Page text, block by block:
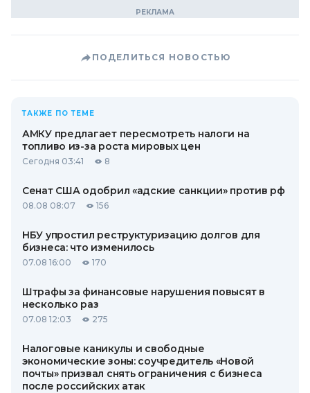
ПОДЕЛИТЬСЯ НОВОСТЬЮ
ТАКЖЕ ПО ТЕМЕ
АМКУ предлагает пересмотреть налоги на
топливо из-за роста мировых цен
Сегодня 03:41 8
Сенат США одобрил «адские санкции» против рф
08.08 08:07 156
НБУ упростил реструктуризацию долгов для
бизнеса: что изменилось
07.08 16:00 170
Штрафы за финансовые нарушения повысят в
несколько раз
07.08 12:03 275
Налоговые каникулы и свободные
экономические зоны: соучредитель «Новой
почты» призвал снять ограничения с бизнеса
после российских атак